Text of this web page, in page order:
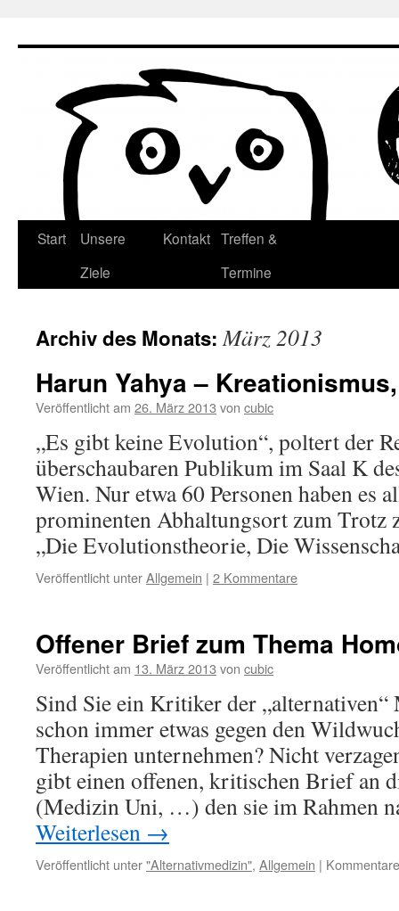
Start
Unsere
Ziele
Kontakt Treffen &
Termine
Archiv des Monats:März 2013
Harun Yahya –
Veröffentlicht am 26. März 2013 von cubic
„Es gibt keine Evolution“, poltert der
überschaubaren Publikum im Saal K
Wien. Nur etwa 60 Personen haben es
prominenten Abhaltungsort zum Trotz
„Die Evolutionstheorie, Die
Veröffentlicht unterAllgemein | 2 Kommentare
Offener Brief zum Thema
Veröffentlicht am 13. März 2013 von cubic
Sind Sie ein Kritiker der
schon immer etwas gegen den
Therapien unternehmen? Nicht
gibt einen offenen, kritischen Brief an
(Medizin Uni, …) den sie im Rahmen
Weiterlesen →
Veröffentlicht unter"Alternativmedizin", Allgemein |